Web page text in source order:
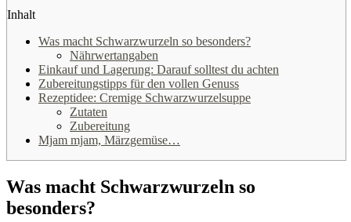
Inhalt
Was macht Schwarzwurzeln so besonders?
Nährwertangaben
Einkauf und Lagerung: Darauf solltest du achten
Zubereitungstipps für den vollen Genuss
Rezeptidee: Cremige Schwarzwurzelsuppe
Zutaten
Zubereitung
Mjam mjam, Märzgemüse…
Was macht Schwarzwurzeln so
besonders?